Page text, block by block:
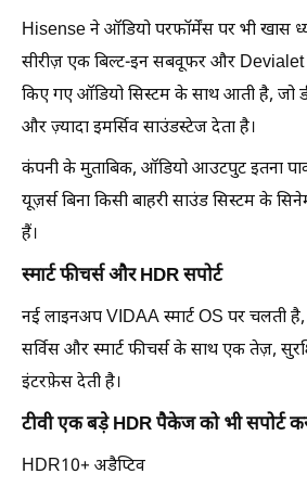
Hisense ने ऑडियो परफॉर्मेंस पर भी खास
सीरीज़ एक बिल्ट-इन सबवूफर और Devialet
किए गए ऑडियो सिस्टम के साथ आती है, जो
और ज़्यादा इमर्सिव साउंडस्टेज देता है।
कंपनी के मुताबिक, ऑडियो आउटपुट इतना
यूज़र्स बिना किसी बाहरी साउंड सिस्टम के
हैं।
स्मार्ट फीचर्स और HDR सपोर्ट
नई लाइनअप VIDAA स्मार्ट OS पर चलती है,
सर्विस और स्मार्ट फीचर्स के साथ एक तेज़,
इंटरफ़ेस देती है।
टीवी एक बड़े HDR पैकेज को भी सपोर्ट
HDR10+ अडैप्टिव